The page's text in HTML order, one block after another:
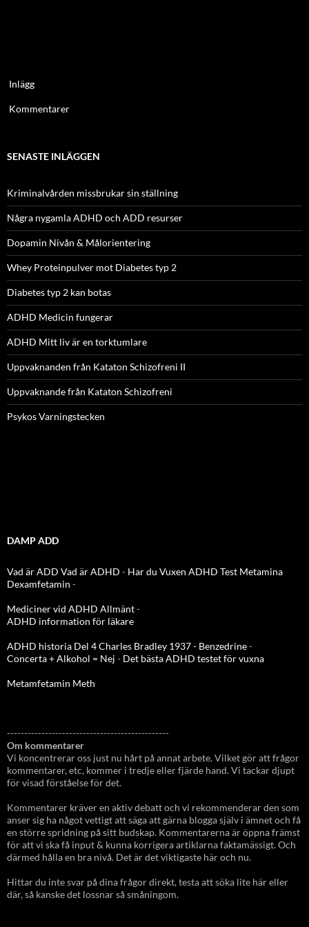
Inlägg
Kommentarer
SENASTE INLÄGGEN
Kriminalvården missbrukar sin ställning
Några nygamla ADHD och ADD resurser
Dopamin Nivån & Målorientering
Whey Proteinpulver mot Diabetes typ 2
Diabetes typ 2 kan botas
ADHD Medicin fungerar
ADHD Mitt liv är en torktumlare
Uppvaknanden från Kataton Schizofreni II
Uppvaknande från Kataton Schizofreni
Psykos Varningstecken
DAMP ADD
Vad är ADD Vad är ADHD - Har du Vuxen ADHD Test Metamina
Dexamfetamin -
Mediciner vid ADHD Allmänt-
ADHD information för läkare
ADHD historia Del 4 Charles Bradley 1937 - Benzedrine-
Concerta + Alkohol = Nej - Det bästa ADHD testet för vuxna
Metamfetamin Meth
-----------------------------------------------
Om kommentarer
Vi koncentrerar oss just nu hårt på annat arbete. Vilket gör att frågor
kommentarer, etc, kommer i tredje eller fjärde hand. Vi tackar djupt
för visad förståelse för det.
Kommentarer kräver en aktiv debatt och vi rekommenderar den som
anser sig ha något vettigt att säga att gärna blogga själv i ämnet och få
en större spridning på sitt budskap. Kommentarerna är öppna främst
för att vi ska få input & kunna korrigera artiklarna faktamässigt. Och
därmed hålla en bra nivå. Det är det viktigaste här och nu.
Hittar du inte svar på dina frågor direkt, testa att söka lite här eller
där, så kanske det lossnar så småningom.